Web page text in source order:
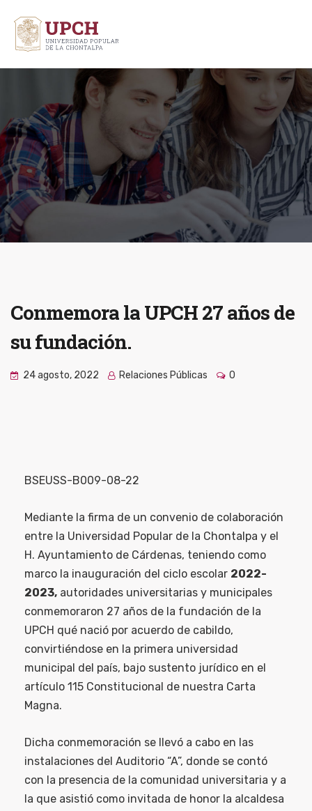
Conmemora la UPCH 27 años de
su fundación.
24 agosto, 2022 Relaciones Públicas 0
BSEUSS-B009-08-22
Mediante la firma de un convenio de colaboración
entre la Universidad Popular de la Chontalpa y el
H. Ayuntamiento de Cárdenas, teniendo como
marco la inauguración del ciclo escolar 2022-
2023, autoridades universitarias y municipales
conmemoraron 27 años de la fundación de la
UPCH qué nació por acuerdo de cabildo,
convirtiéndose en la primera universidad
municipal del país, bajo sustento jurídico en el
artículo 115 Constitucional de nuestra Carta
Magna.
Dicha conmemoración se llevó a cabo en las
instalaciones del Auditorio “A”, donde se contó
con la presencia de la comunidad universitaria y a
la que asistió como invitada de honor la alcaldesa